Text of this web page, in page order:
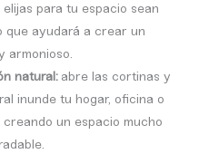
para tu espacio sean
que ayudará a crear un
armonioso.
natural: abre las cortinas y
inunde tu hogar, oficina o
un espacio mucho